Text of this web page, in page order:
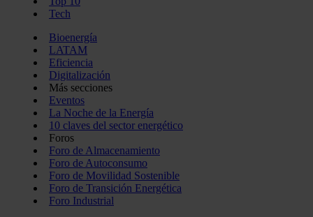
Tech
Bioenergía
LATAM
Eficiencia
Digitalización
Más secciones
Eventos
La Noche de la Energía
10 claves del sector energético
Foros
Foro de Almacenamiento
Foro de Autoconsumo
Foro de Movilidad Sostenible
Foro de Transición Energética
Foro Industrial